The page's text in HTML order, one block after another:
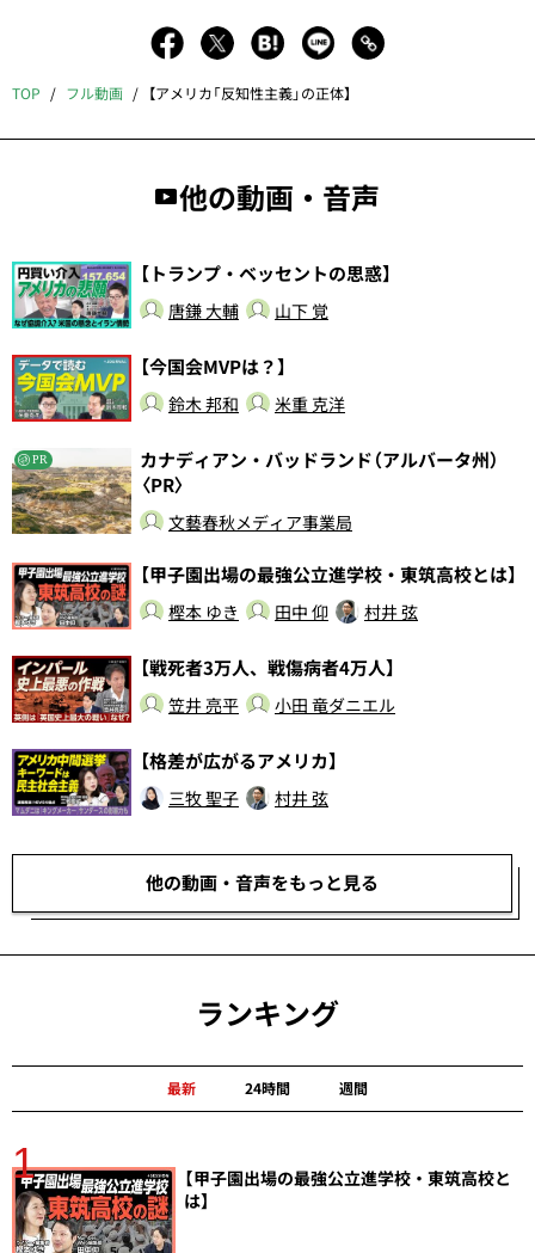
TOP フル動画 【アメリカ「反知性主義」の正体】
他の動画・音声
【トランプ・ベッセントの思惑】
唐鎌 大輔 山下 覚
【今国会MVPは？】
鈴木 邦和 米重 克洋
PR
カナディアン・バッドランド（アルバータ州）
〈PR〉
文藝春秋メディア事業局
【甲子園出場の最強公立進学校・東筑高校とは】
樫本 ゆき 田中 仰 村井 弦
【戦死者3万人、戦傷病者4万人】
笠井 亮平 小田 竜ダニエル
【格差が広がるアメリカ】
三牧 聖子 村井 弦
他の動画・音声をもっと見る
ランキング
最新 24時間 週間
1
【甲子園出場の最強公立進学校・東筑高校と
は】